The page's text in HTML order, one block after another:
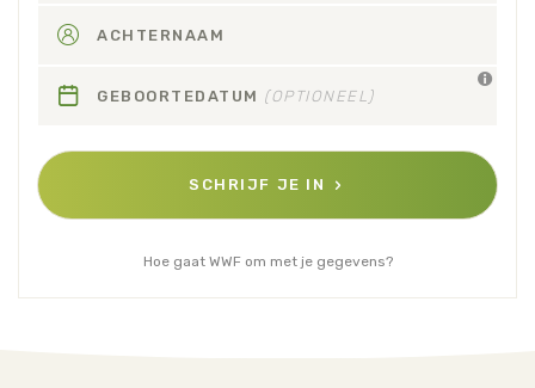
ACHTERNAAM
GEBOORTEDATUM (OPTIONEEL)
SCHRIJF JE IN
Hoe gaat WWF om met je gegevens?